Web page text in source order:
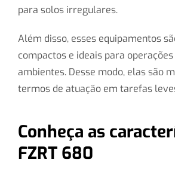
para solos irregulares.
Além disso, esses equipamentos
compactos e ideais para
ambientes. Desse modo, elas são
termos de atuação em tarefas
Conheça as
FZRT 680